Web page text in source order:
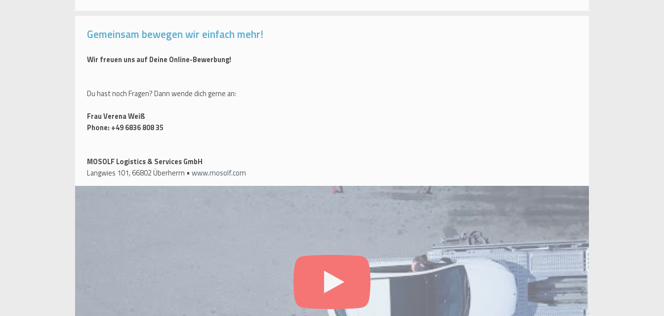
Gemeinsam bewegen wir einfach mehr!
Wir freuen uns auf Deine Online-Bewerbung!
Du hast noch Fragen? Dann wende dich gerne an:
Frau Verena Weiß
Phone: +49 6836 808 35
MOSOLF Logistics & Services GmbH
Langwies 101, 66802 Überherrn • www.mosolf.com